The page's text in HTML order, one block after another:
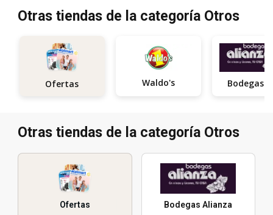
Otras tiendas de la categoría Otros
Ofertas Waldo's
Otras tiendas de la categoría Otros
Ofertas Bodegas Alianza